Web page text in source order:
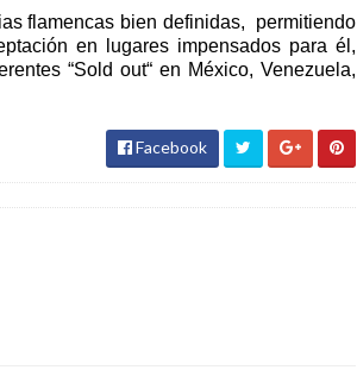
flamencas bien definidas, permitiendo
en lugares impensados para él,
“Sold out“ en México, Venezuela,
Facebook